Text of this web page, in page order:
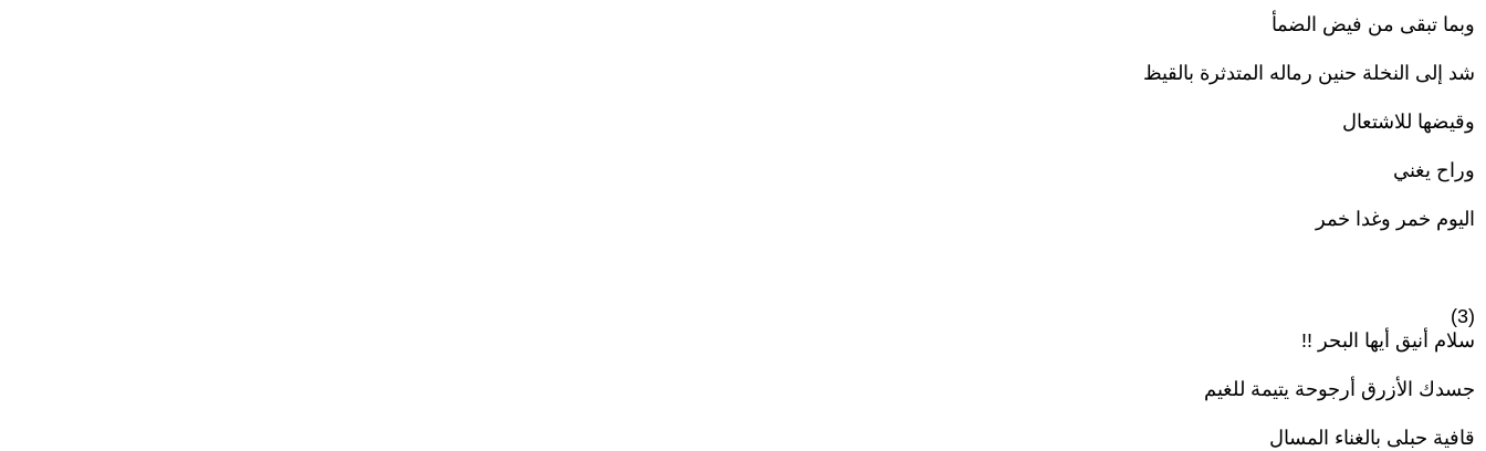
وبما تبقى من فيض الضمأ
شد إلى النخلة حنين رماله المتدثرة بالقيظ
وقيضها للاشتعال
وراح يغني
اليوم خمر وغدا خمر
(3)
سلام أنيق أيها البحر !!
جسدك الأزرق أرجوحة يتيمة للغيم
قافية حبلى بالغناء المسال